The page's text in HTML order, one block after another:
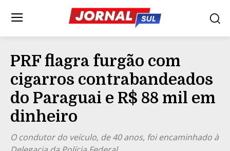
PRF flagra furgão com
cigarros contrabandeados
do Paraguai e R$ 88 mil em
dinheiro
O condutor do veículo, de 40 anos, foi encaminhado à